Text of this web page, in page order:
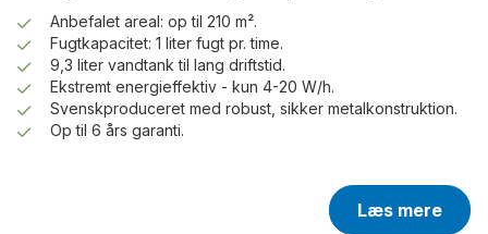
Anbefalet areal: op til 210 m².
Fugtkapacitet: 1 liter fugt pr. time.
9,3 liter vandtank til lang driftstid.
Ekstremt energieffektiv - kun 4-20 W/h.
Svenskproduceret med robust, sikker metalkonstruktion.
Op til 6 års garanti.
Læs mere